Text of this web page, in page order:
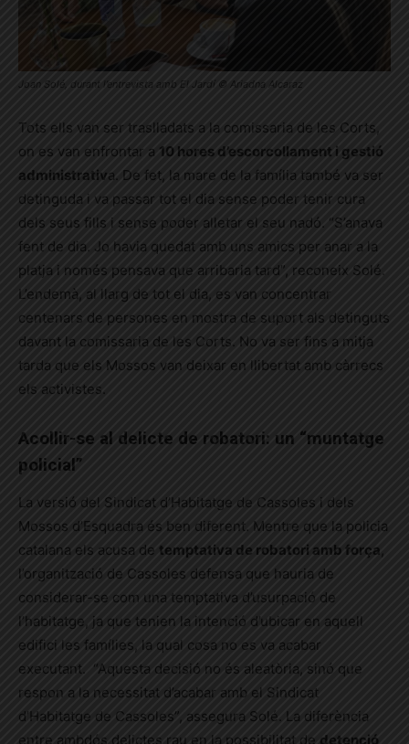
Joan Solé, durant l’entrevista amb El Jardí © Ariadna Alcaraz
Tots ells van ser traslladats a la comissaria de les Corts,
on es van enfrontar a 10 hores d’escorcollament i gestió
administrativa. De fet, la mare de la família també va ser
detinguda i va passar tot el dia sense poder tenir cura
dels seus fills i sense poder alletar el seu nadó. “S’anava
fent de dia. Jo havia quedat amb uns amics per anar a la
platja i només pensava que arribaria tard”, reconeix Solé.
L’endemà, al llarg de tot el dia, es van concentrar
centenars de persones en mostra de suport als detinguts
davant la comissaria de les Corts. No va ser fins a mitja
tarda que els Mossos van deixar en llibertat amb càrrecs
els activistes.
Acollir-se al delicte de robatori: un “muntatge
policial”
La versió del Sindicat d’Habitatge de Cassoles i dels
Mossos d’Esquadra és ben diferent. Mentre que la policia
catalana els acusa de temptativa de robatori amb força,
l’organització de Cassoles defensa que hauria de
considerar-se com una temptativa d’usurpació de
l’habitatge, ja que tenien la intenció d’ubicar en aquell
edifici les famílies, la qual cosa no es va acabar
executant. “Aquesta decisió no és aleatòria, sinó que
respon a la necessitat d’acabar amb el Sindicat
d’Habitatge de Cassoles”, assegura Solé. La diferència
entre ambdós delictes rau en la possibilitat de detenció